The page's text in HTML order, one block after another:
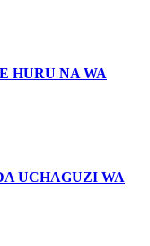
HURU NA WA
UCHAGUZI WA